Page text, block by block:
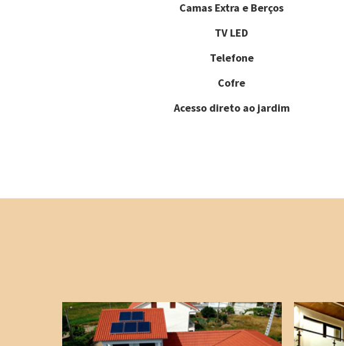
Camas Extra e Berços
TV LED
Telefone
Cofre
Acesso direto ao jardim